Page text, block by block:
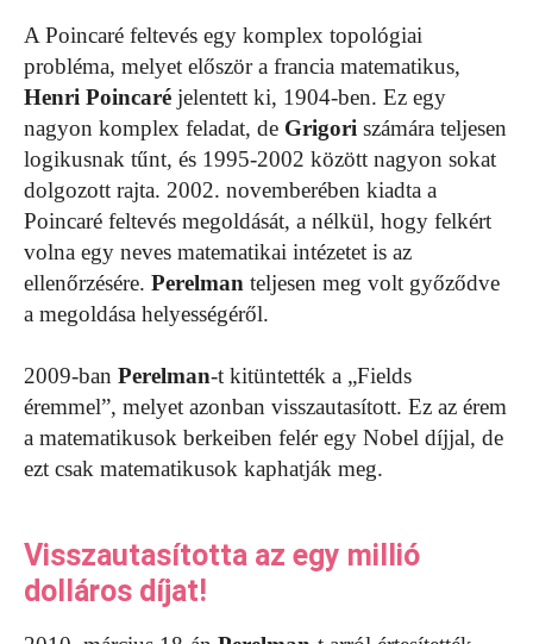
A Poincaré feltevés egy komplex topológiai
probléma, melyet először a francia matematikus,
Henri Poincaré jelentett ki, 1904-ben. Ez egy
nagyon komplex feladat, de Grigori számára teljesen
logikusnak tűnt, és 1995-2002 között nagyon sokat
dolgozott rajta. 2002. novemberében kiadta a
Poincaré feltevés megoldását, a nélkül, hogy felkért
volna egy neves matematikai intézetet is az
ellenőrzésére. Perelman teljesen meg volt győződve
a megoldása helyességéről.
2009-ban Perelman-t kitüntették a „Fields
éremmel”, melyet azonban visszautasított. Ez az érem
a matematikusok berkeiben felér egy Nobel díjjal, de
ezt csak matematikusok kaphatják meg.
Visszautasította az egy millió
dolláros díjat!